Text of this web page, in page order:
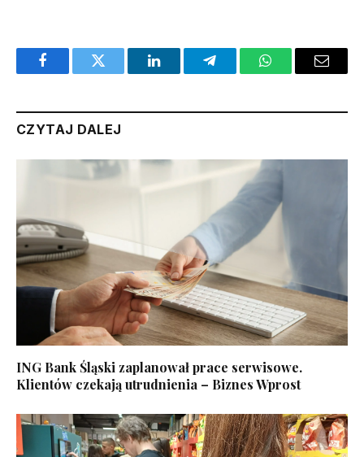
FacebookTwitter LinkedInTelegramWhatsAppEmail
CZYTAJ DALEJ
ING Bank Śląski zaplanował prace serwisowe.
Klientów czekają utrudnienia – Biznes Wprost